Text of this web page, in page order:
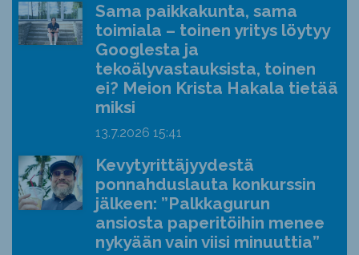
Sama paikkakunta, sama
toimiala – toinen yritys löytyy
Googlesta ja
tekoälyvastauksista, toinen
ei? Meion Krista Hakala tietää
miksi
13.7.2026 15:41
Kevytyrittäjyydestä
ponnahduslauta konkurssin
jälkeen: ”Palkkagurun
ansiosta paperitöihin menee
nykyään vain viisi minuuttia”